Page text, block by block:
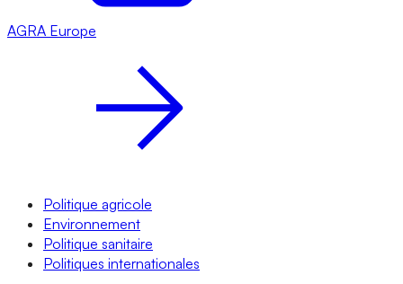
AGRA Europe
Politique agricole
Environnement
Politique sanitaire
Politiques internationales